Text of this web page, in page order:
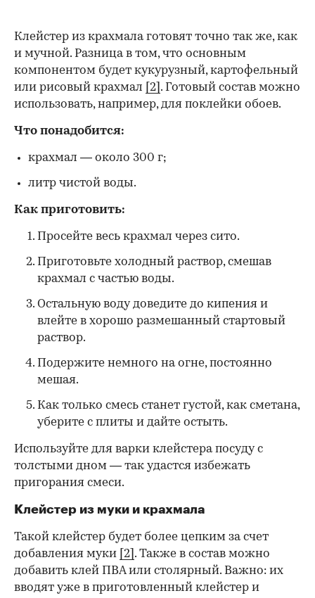
Клейстер из крахмала готовят точно так же, как
и мучной. Разница в том, что основным
компонентом будет кукурузный, картофельный
или рисовый крахмал
[2] . Готовый состав можно
использовать, например, для поклейки обоев.
Что понадобится:
крахмал — около 300 г;
литр чистой воды.
Как приготовить:
Просейте весь крахмал через сито.
Приготовьте холодный раствор, смешав
крахмал с частью воды.
Остальную воду доведите до кипения и
влейте в хорошо размешанный стартовый
раствор.
Подержите немного на огне, постоянно
мешая.
Как только смесь станет густой, как сметана,
уберите с плиты и дайте остыть.
Используйте для варки клейстера посуду с
толстыми дном — так удастся избежать
пригорания смеси.
Клейстер из муки и крахмала
Такой клейстер будет более цепким за счет
добавления муки [2] . Также в состав можно
добавить клей ПВА или столярный. Важно: их
вводят уже в приготовленный клейстер и